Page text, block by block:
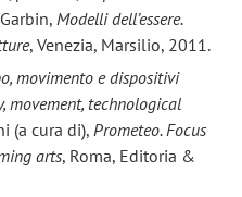
Modelli dell’essere.
, Venezia, Marsilio, 2011.
movimento e dispositivi
movement, technological
(a cura di), Prometeo. Focus
arts, Roma, Editoria &